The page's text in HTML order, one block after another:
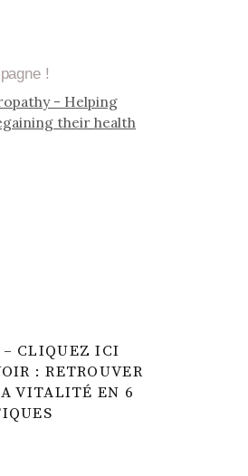
!
– CLIQUEZ ICI
: RETROUVER
VITALITÉ EN 6